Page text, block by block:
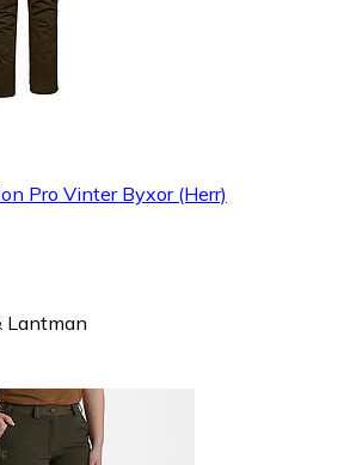
Pro Vinter Byxor (Herr)
Lantman